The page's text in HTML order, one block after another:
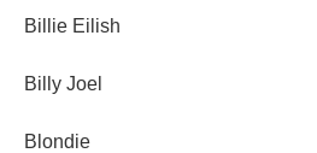
Billie Eilish
Billy Joel
Blondie